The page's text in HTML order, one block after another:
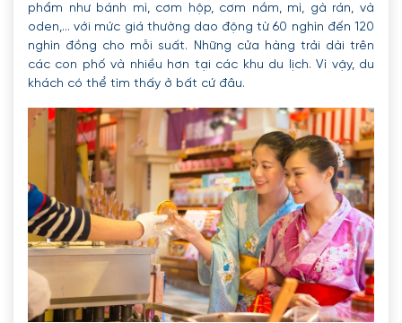
phẩm như bánh mì, cơm hộp, cơm nắm, mì, gà rán, và
oden,... với mức giá thường dao động từ 60 nghìn đến 120
nghìn đồng cho mỗi suất. Những cửa hàng trải dài trên
các con phố và nhiều hơn tại các khu du lịch. Vì vậy, du
khách có thể tìm thấy ở bất cứ đâu.